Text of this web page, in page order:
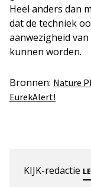
Heel anders dan
dat de techniek
aanwezigheid
kunnen worden.
Bronnen: Nature
EurekAlert!
KIJK-redactie